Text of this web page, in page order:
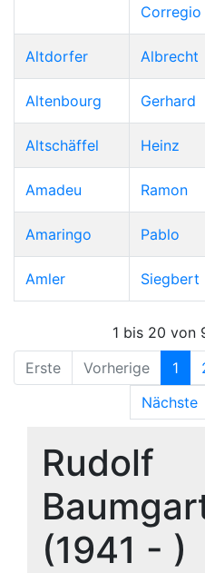
Corregio
Altdorfer Albrecht
Altenbourg Gerhard
Altschäffel Heinz
Amadeu Ramon
Amaringo Pablo
Amler Siegbert
1 bis 20 von
Erste
Vorherige 1
Nächste
Rudolf
(1941 - )